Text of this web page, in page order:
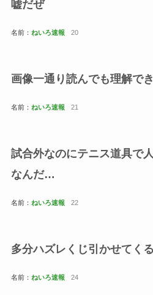
嘘だぜ
名前： ねいろ速報 20
画像一通り読んでも理解で
名前： ねいろ速報 21
試合外なのにテニス道具で
なんだ…
名前： ねいろ速報 22
多分ハズレくじ引かせてくる
名前： ねいろ速報 24